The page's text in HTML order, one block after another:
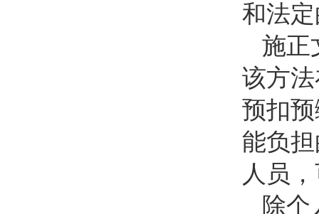
和法
施正
该方
预扣
能负
人员
除个